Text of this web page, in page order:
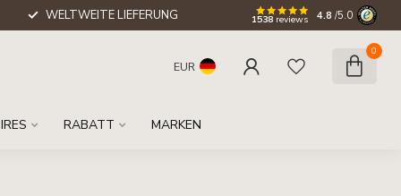
WELTWEITE LIEFERUNG 1538 reviews 4.8 /5.0
EUR
0
RABATT MARKEN